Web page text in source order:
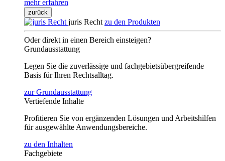
mehr erfahren
zurück
juris Recht zu den Produkten
Oder direkt in einen Bereich einsteigen?
Grundausstattung
Legen Sie die zuverlässige und fachgebietsübergreifende
Basis für Ihren Rechtsalltag.
zur Grundausstattung
Vertiefende Inhalte
Profitieren Sie von ergänzenden Lösungen und Arbeitshilfen
für ausgewählte Anwendungsbereiche.
zu den Inhalten
Fachgebiete